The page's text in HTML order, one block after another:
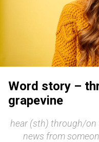
Word story –
grapevine
hear (sth) through/on
news from